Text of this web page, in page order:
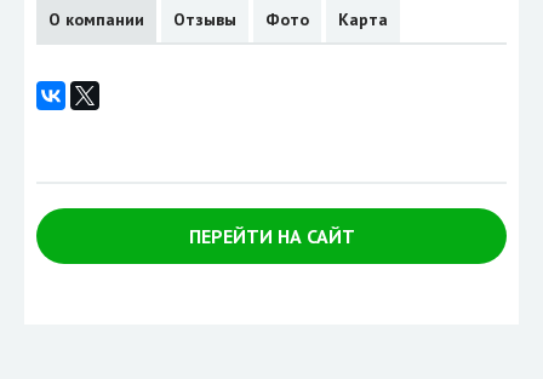
О компании Отзывы Фото Карта
ПЕРЕЙТИ НА САЙТ